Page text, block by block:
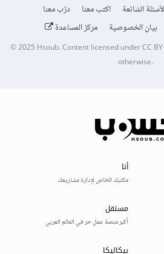
الشائعة اكتب معنا
درّب معنا
بيان الخصوصية مركز المساعدة
© 2025Hsoub.Content licensed underCC
otherwise.